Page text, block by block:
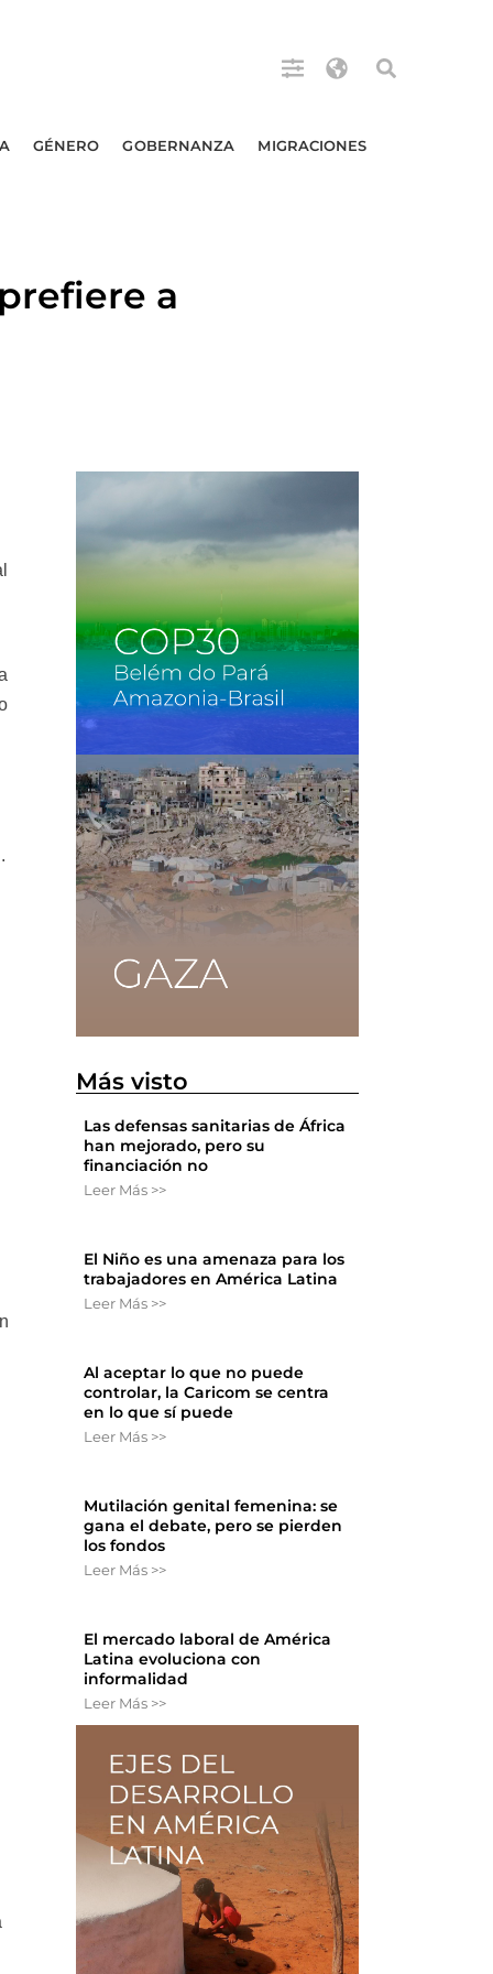
GÉNERO GOBERNANZA MIGRACIONES
a
Más visto
Las defensas sanitarias de África
han mejorado, pero su
financiación no
Leer Más >>
El Niño es una amenaza para los
trabajadores en América Latina
Leer Más >>
Al aceptar lo que no puede
controlar, la Caricom se centra
en lo que sí puede
Leer Más >>
Mutilación genital femenina: se
gana el debate, pero se pierden
los fondos
Leer Más >>
El mercado laboral de América
Latina evoluciona con
informalidad
Leer Más >>